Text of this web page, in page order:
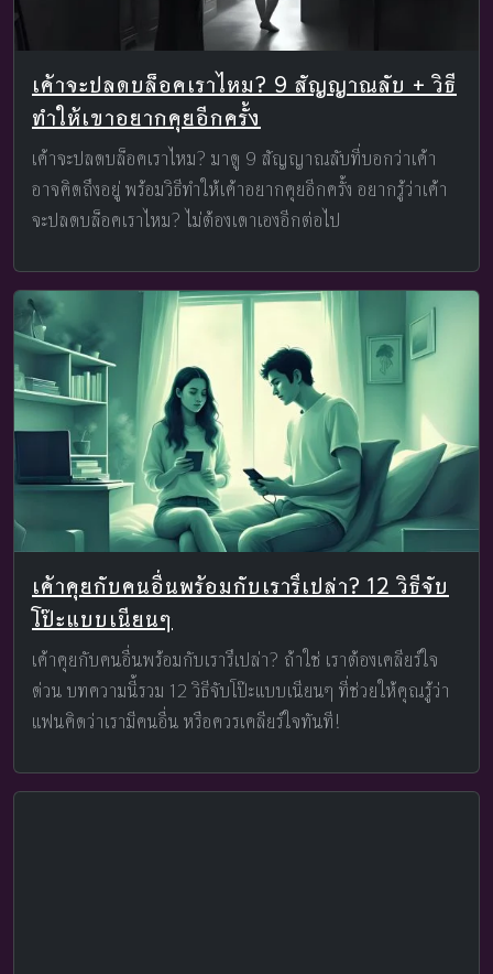
เค้าจะปลดบล็อคเราไหม? 9 สัญญาณลับ + วิธี
ทำให้เขาอยากคุยอีกครั้ง
เค้าจะปลดบล็อคเราไหม? มาดู 9 สัญญาณลับที่บอกว่าเค้า
อาจคิดถึงอยู่ พร้อมวิธีทำให้เค้าอยากคุยอีกครั้ง อยากรู้ว่าเค้า
จะปลดบล็อคเราไหม? ไม่ต้องเดาเองอีกต่อไป
เค้าคุยกับคนอื่นพร้อมกับเรารึเปล่า? 12 วิธีจับ
โป๊ะแบบเนียนๆ
เค้าคุยกับคนอื่นพร้อมกับเรารึเปล่า? ถ้าใช่ เราต้องเคลียร์ใจ
ด่วน บทความนี้รวม 12 วิธีจับโป๊ะแบบเนียนๆ ที่ช่วยให้คุณรู้ว่า
แฟนคิดว่าเรามีคนอื่น หรือควรเคลียร์ใจทันที!